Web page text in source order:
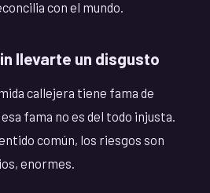
con el mundo.
llevarte un disgusto
callejera tiene fama de
fama no es del todo injusta.
común, los riesgos son
enormes.